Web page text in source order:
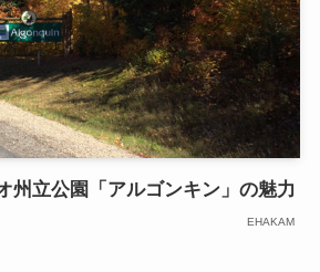
州立公園「アルゴンキン」の魅力
EHAKAM